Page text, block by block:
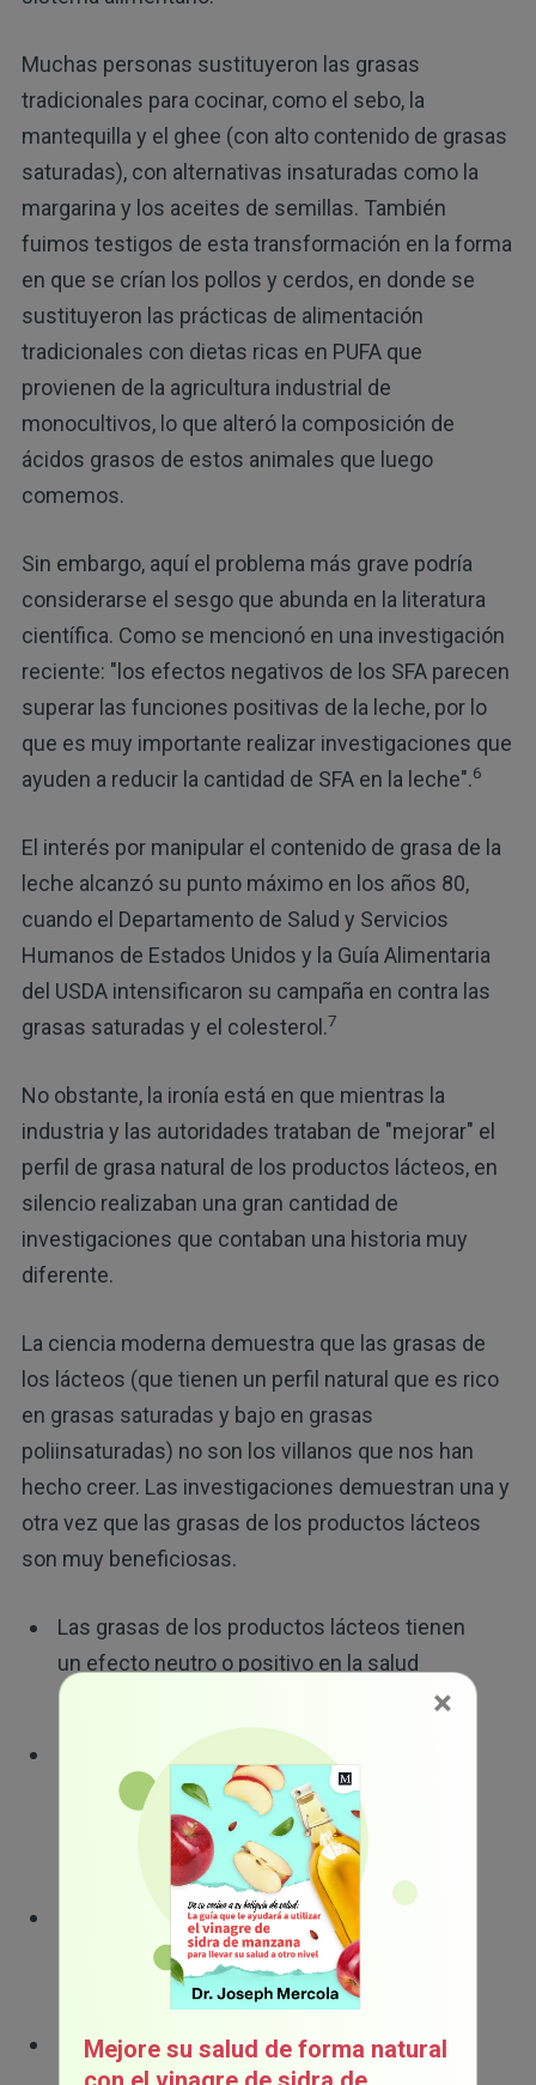
Muchas personas sustituyeron las grasas
tradicionales para cocinar, como el sebo, la
mantequilla y el ghee (con alto contenido de grasas
saturadas), con alternativas insaturadas como la
margarina y los aceites de semillas. También
fuimos testigos de esta transformación en la forma
en que se crían los pollos y cerdos, en donde se
sustituyeron las prácticas de alimentación
tradicionales con dietas ricas en PUFA que
provienen de la agricultura industrial de
monocultivos, lo que alteró la composición de
ácidos grasos de estos animales que luego
comemos.
Sin embargo, aquí el problema más grave podría
considerarse el sesgo que abunda en la literatura
científica. Como se mencionó en una investigación
reciente: "los efectos negativos de los SFA parecen
superar las funciones positivas de la leche, por lo
que es muy importante realizar investigaciones que
ayuden a reducir la cantidad de SFA en la leche".6
El interés por manipular el contenido de grasa de la
leche alcanzó su punto máximo en los años 80,
cuando el Departamento de Salud y Servicios
Humanos de Estados Unidos y la Guía Alimentaria
del USDA intensificaron su campaña en contra las
grasas saturadas y el colesterol.7
No obstante, la ironía está en que mientras la
industria y las autoridades trataban de "mejorar" el
perfil de grasa natural de los productos lácteos, en
silencio realizaban una gran cantidad de
investigaciones que contaban una historia muy
diferente.
La ciencia moderna demuestra que las grasas de
los lácteos (que tienen un perfil natural que es rico
en grasas saturadas y bajo en grasas
poliinsaturadas) no son los villanos que nos han
hecho creer. Las investigaciones demuestran una y
otra vez que las grasas de los productos lácteos
son muy beneficiosas.
Las grasas de los productos lácteos tienen
un efecto neutro o positivo en la salud
cardiovascular
No existe una relación significativa entre el
consumo de lácteos enteros y un riesgo
mayor de enfermedad cardíaca o derrame
El consumo de productos lácteos no
incrementa el riesgo de diabetes e incluso
puede tener un efecto de protección
El consumo de productos lácteos se
relaciona con una mejor masa corporal
×
Mejore su salud de forma natural